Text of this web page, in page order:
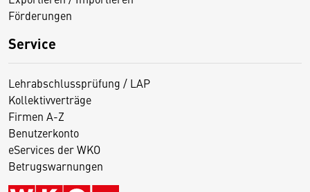
Förderungen
Service
Lehrabschlussprüfung / LAP
Kollektivverträge
Firmen A-Z
Benutzerkonto
eServices der WKO
Betrugswarnungen